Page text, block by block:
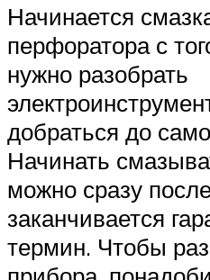
Начинается
перфоратора с
нужно разобрать
добраться до
Начинать
можно сразу
заканчивается
термин. Чтобы